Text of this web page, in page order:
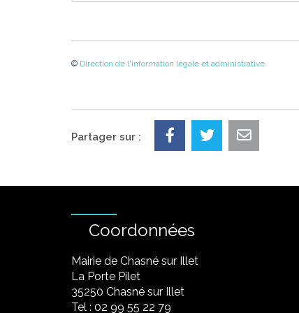
© Direction de l'information légale et administrative
Partager sur :
Coordonnées
Mairie de Chasné sur Illet
La Porte Pilet
35250 Chasné sur Illet
Tel : 02 99 55 22 79